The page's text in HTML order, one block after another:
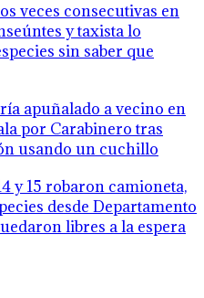
veces consecutivas en
y taxista lo
sin saber que
apuñalado a vecino en
por Carabinero tras
usando un cuchillo
y 15 robaron camioneta,
desde Departamento
libres a la espera